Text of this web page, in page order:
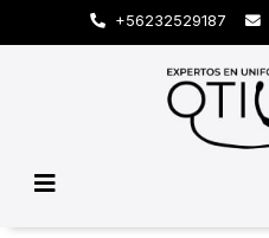
+56232529187